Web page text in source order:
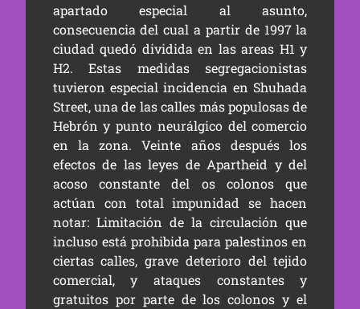
apartado especial al asunto,
consecuencia del cual a partir de 1997 la
ciudad quedó dividida en las areas H1 y
H2. Estas medidas segregacionistas
tuvieron especial incidencia en Shuhada
Street, una de las calles más populosas de
Hebrón y punto neurálgico del comercio
en la zona. Veinte años después los
efectos de las leyes de Apartheid y del
acoso constante del os colonos que
actúan con total impunidad se hacen
notar: Limitación de la circulación que
incluso está prohibida para palestinos en
ciertas calles, grave deterioro del tejido
comercial, y ataques constantes y
gratuitos por parte de los colonos y el